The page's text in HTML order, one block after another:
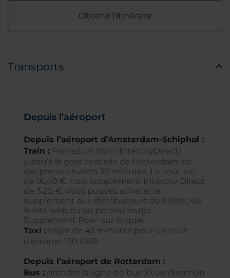
Obtenir l'itinéraire
Transports
Depuis l’aéroport
Depuis l’aéroport d’Amsterdam-Schiphol :
Train : Prenez un train (IntercityDirect)
jusqu’à la gare centrale de Rotterdam, ce
qui prend environ 30 minutes. Le coût est
de 16,40 €, hors supplément Intercity Direct
de 3,20 €. Vous pouvez acheter le
supplément aux distributeurs de billets, via
le site web ou au poteau rouge "
Supplement Pole" sur le quai.
Taxi : trajet de 45 minutes pour un coût
d'environ 150 EUR.
Depuis l’aéroport de Rotterdam :
Bus : prendre la ligne de bus 33 en direction